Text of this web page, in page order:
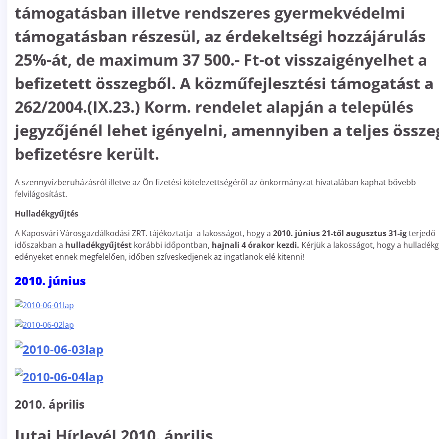
támogatásban illetve rendszeres gyermekvédelmi
támogatásban részesül, az érdekeltségi hozzájárulás
25%-át, de maximum 37 500.- Ft-ot visszaigényelhet a
befizetett összegből. A közműfejlesztési támogatást a
262/2004.(IX.23.) Korm. rendelet alapján a település
jegyzőjénél lehet igényelni, amennyiben a teljes
befizetésre került.
A szennyvízberuházásról illetve az Ön fizetési kötelezettségéről az önkormányzat hivatalában kaphat bővebb
felvilágosítást.
Hulladékgyűjtés
A Kaposvári Városgazdálkodási ZRT. tájékoztatja a lakosságot, hogy a 2010. június 21-től augusztus 31-igterjedő
időszakban a hulladékgyűjtést korábbi időpontban, hajnali 4 órakor kezdi. Kérjük a lakosságot, hogy a
edényeket ennek megfelelően, időben szíveskedjenek az ingatlanok elé kitenni!
2010. június
2010. április